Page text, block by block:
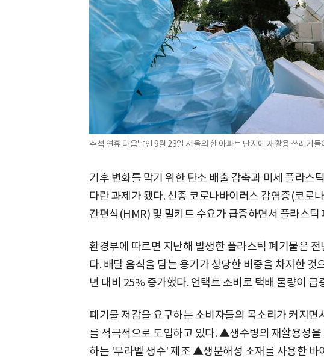
추석 연휴 다음날인 9월 23일 서울의 한 아파트 단지에 재활용 쓰레기
기후 변화를 막기 위한 탄소 배출 감축과 미세 플라스
다란 과제가 됐다. 신종 코로나바이러스 감염증(코로
간편식(HMR) 및 밀키트 수요가 급증하면서 플라스틱
환경부에 따르면 지난해 발생한 플라스틱 폐기물은
다. 배달 음식을 담는 용기가 상당한 비중을 차지한 것
년 대비 25% 증가했다. 언택트 소비로 택배 물량이 급
폐기물 저감을 요구하는 소비자들의 목소리가 커지면
를 적극적으로 도입하고 있다. ▲생수병의 재활용성을
하는 '무라벨 생수' 제조 ▲생분해성 소재를 사용한